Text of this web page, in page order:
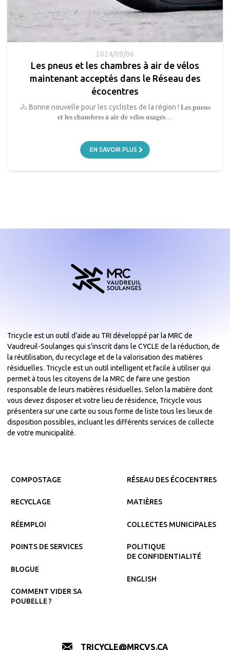
2024/09/06
Les pneus et les chambres à air de vélos
maintenant acceptés dans le Réseau des
écocentres
🚴 Bonne nouvelle pour les cyclistes de la région ! 𝐋𝐞𝐬 𝐩𝐧𝐞𝐮𝐬
𝐞𝐭 𝐥𝐞𝐬 𝐜𝐡𝐚𝐦𝐛𝐫𝐞𝐬 𝐚̀ 𝐚𝐢𝐫 𝐝𝐞 𝐯𝐞́𝐥𝐨𝐬 𝐮𝐬𝐚𝐠𝐞́𝐬…
EN SAVOIR PLUS
Tricycle est un outil d’aide au TRI développé par la MRC de
Vaudreuil-Soulanges qui s’inscrit dans le CYCLE de la réduction, de
la réutilisation, du recyclage et de la valorisation des matières
résiduelles. Tricycle est un outil intelligent et facile à utiliser qui
permet à tous les citoyens de la MRC de faire une gestion
responsable de leurs matières résiduelles. Selon la matière dont
vous devez disposer et votre lieu de résidence, Tricycle vous
présentera sur une carte ou sous forme de liste tous les lieux de
disposition possibles, incluant les différents services de collecte
de votre municipalité.
COMPOSTAGE
RECYCLAGE
RÉEMPLOI
POINTS DE SERVICES
BLOGUE
COMMENT VIDER SA
POUBELLE ?
RÉSEAU DES ÉCOCENTRES
MATIÈRES
COLLECTES MUNICIPALES
POLITIQUE
DE CONFIDENTIALITÉ
ENGLISH
TRICYCLE@MRCVS.CA